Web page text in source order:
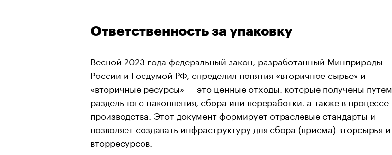
Ответственность за упаковку
Весной 2023 года федеральный закон , разработанный Минприроды
России и Госдумой РФ, определил понятия «вторичное сырье» и
«вторичные ресурсы» — это ценные отходы, которые получены путем
раздельного накопления, сбора или переработки, а также в процессе
производства. Этот документ формирует отраслевые стандарты и
позволяет создавать инфраструктуру для сбора (приема) вторсырья и
вторресурсов.